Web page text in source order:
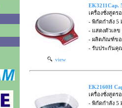
view
EK3211Cap.
เครื่องชั่งสูตร
- พิกัดกำลัง 5
- แสดงตัวเลข
- ผลิตภัณฑ์ขอ
- รับประกันคุ
EK2160H
เครื่องชั่งสูตร
- พิกัดกำลัง 5